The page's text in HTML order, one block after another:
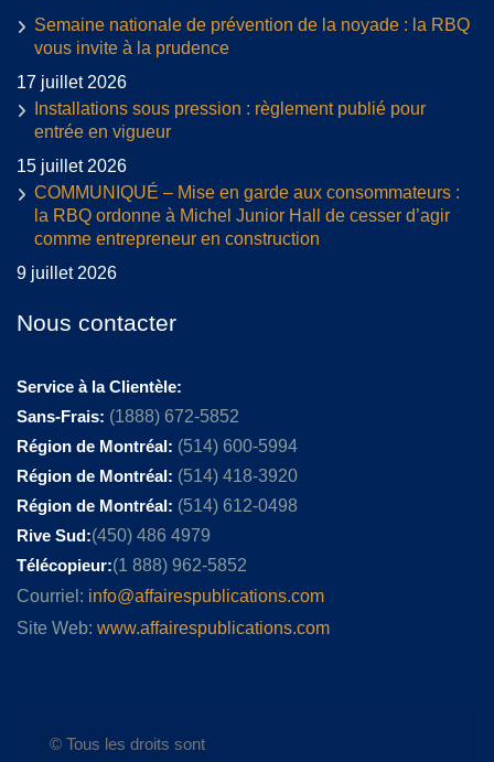
Semaine nationale de prévention de la noyade : la RBQ
vous invite à la prudence
17 juillet 2026
Installations sous pression : règlement publié pour
entrée en vigueur
15 juillet 2026
COMMUNIQUÉ – Mise en garde aux consommateurs :
la RBQ ordonne à Michel Junior Hall de cesser d’agir
comme entrepreneur en construction
9 juillet 2026
Nous contacter
Service à la Clientèle:
Sans-Frais: (1888) 672-5852
Région de Montréal: (514) 600-5994
Région de Montréal: (514) 418-3920
Région de Montréal: (514) 612-0498
Rive Sud:(450) 486 4979
Télécopieur:(1 888) 962-5852
Courriel: info@affairespublications.com
Site Web: www.affairespublications.com
© Tous les droits sont